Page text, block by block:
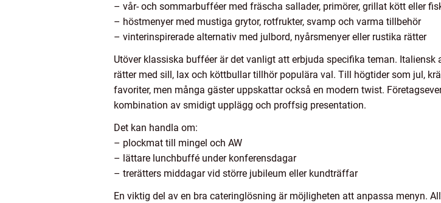
– vår- och sommarbufféer med fräscha sallader, primörer, grillat kött eller
– höstmenyer med mustiga grytor, rotfrukter, svamp och varma tillbehör
– vinterinspirerade alternativ med julbord, nyårsmenyer eller rustika rätter
Utöver klassiska bufféer är det vanligt att erbjuda specifika teman.
rätter med sill, lax och köttbullar tillhör populära val. Till högtider som jul,
favoriter, men många gäster uppskattar också en modern twist.
kombination av smidigt upplägg och proffsig presentation.
Det kan handla om:
– plockmat till mingel och AW
– lättare lunchbuffé under konferensdagar
– trerätters middagar vid större jubileum eller kundträffar
En viktig del av en bra cateringlösning är möjligheten att anpassa menyn.